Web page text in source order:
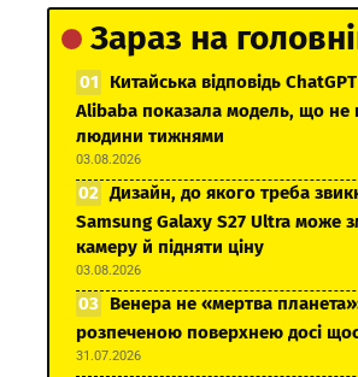
Зараз на
Китайська відповідь
Alibaba показала модель, що не
людини тижнями
03.08.2026
Дизайн, до якого треба
Samsung Galaxy S27 Ultra може
камеру й підняти ціну
03.08.2026
Венера не «мертва
розпеченою поверхнею досі
31.07.2026